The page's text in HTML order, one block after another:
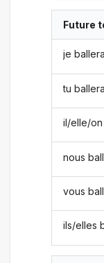
Future
je
tu
il/elle/
nous
vous
ils/elles